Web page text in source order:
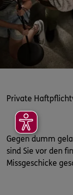
Gegen dumm
sind Sie vor den
Missgeschicke